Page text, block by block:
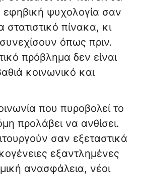
ψυχολογία σαν
στατιστικό πίνακα, κι
όπως πριν.
πρόβλημα δεν είναι
κοινωνικό και
που πυροβολεί το
προλάβει να ανθίσει.
σαν εξεταστικά
εξαντλημένες
ανασφάλεια, νέοι